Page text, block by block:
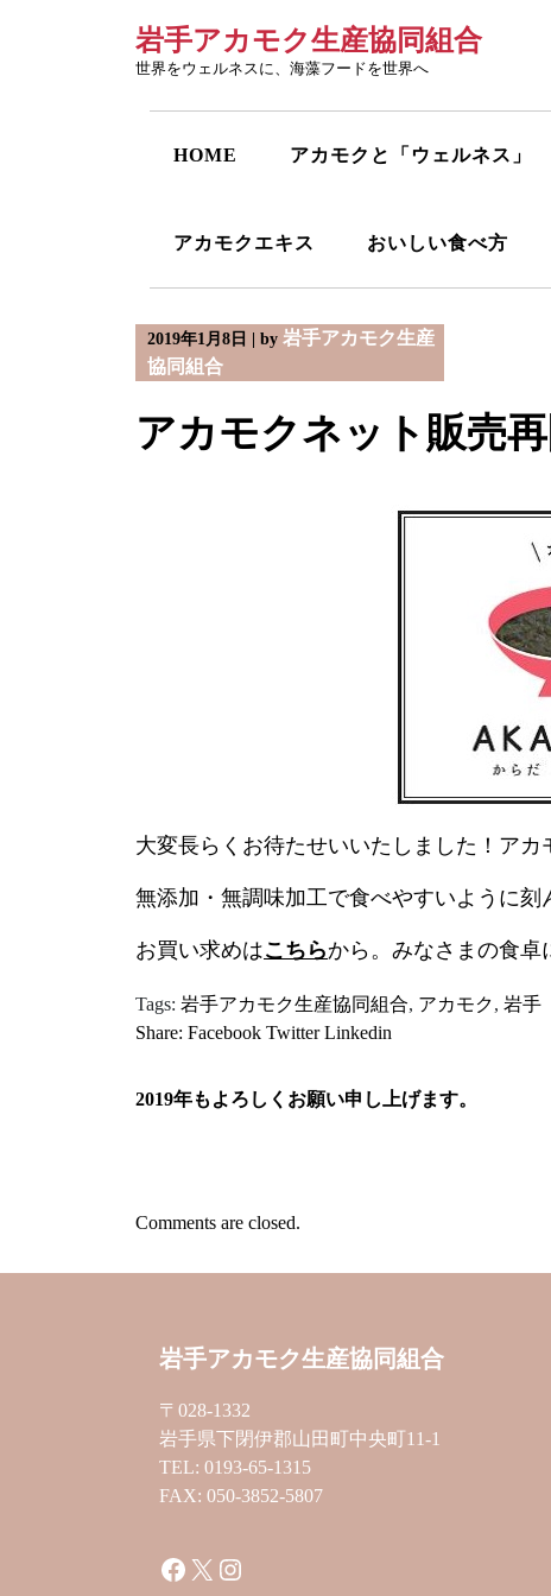
岩手アカモク生産協同組合
世界をウェルネスに、海藻フードを世界へ
HOME アカモクと「ウェルネス」
アカモクエキス おいしい食べ方
2019年1月8日 by 岩手アカモク生産
協同組合
アカモクネット販売
大変長らくお待たせいいたしました！アカ
無添加・無調味加工で食べやすいように刻
お買い求めはこちらから。みなさまの食卓
Tags: 岩手アカモク生産協同組合, アカモク, 岩手
Share: Facebook Twitter Linkedin
2019年もよろしくお願い申し上げます。
Comments are closed.
岩手アカモク生産協同組合
〒028-1332
岩手県下閉伊郡山田町中央町11-1
TEL: 0193-65-1315
FAX: 050-3852-5807
Facebook
X Instagram